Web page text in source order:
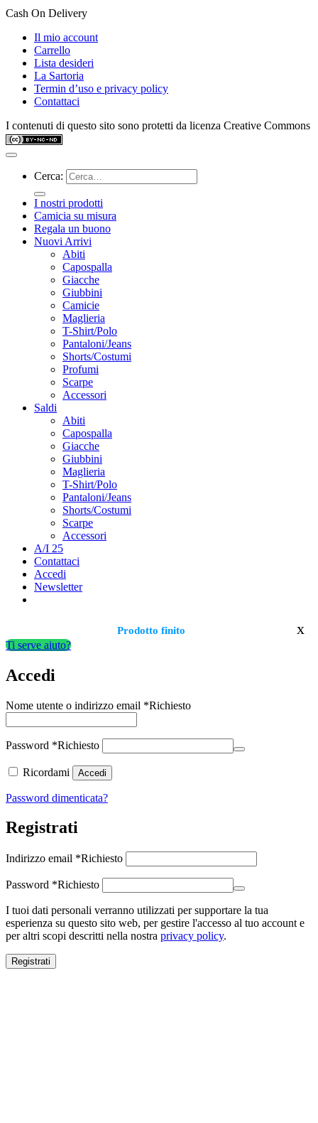
Cash On Delivery
Il mio account
Carrello
Lista desideri
La Sartoria
Termin d’uso e privacy policy
Contattaci
I contenuti di questo sito sono protetti da licenza Creative Commons
Cerca:
I nostri prodotti
Camicia su misura
Regala un buono
Nuovi Arrivi
Abiti
Capospalla
Giacche
Giubbini
Camicie
Maglieria
T-Shirt/Polo
Pantaloni/Jeans
Shorts/Costumi
Profumi
Scarpe
Accessori
Saldi
Abiti
Capospalla
Giacche
Giubbini
Maglieria
T-Shirt/Polo
Pantaloni/Jeans
Shorts/Costumi
Scarpe
Accessori
A/I 25
Contattaci
Accedi
Newsletter
Prodotto finito x
Ti serve aiuto?
Accedi
Nome utente o indirizzo email *Richiesto
Password *Richiesto
Ricordami Accedi
Password dimenticata?
Registrati
Indirizzo email *Richiesto
Password *Richiesto
I tuoi dati personali verranno utilizzati per supportare la tua
esperienza su questo sito web, per gestire l'accesso al tuo account e
per altri scopi descritti nella nostra privacy policy.
Registrati